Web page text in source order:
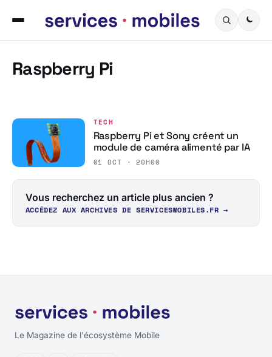
Raspberry Pi
TECH
Raspberry Pi et Sony créent un
module de caméra alimenté par IA
01 OCT · 20H00
Vous recherchez un article plus ancien ?
ACCÉDEZ AUX ARCHIVES DE SERVICESMOBILES.FR →
Le Magazine de l'écosystème Mobile